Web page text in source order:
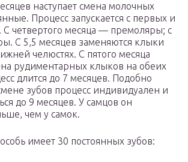
наступает смена молочных
Процесс запускается с первых и
С четвертого месяца — премоляры; с
С 5,5 месяцев заменяются клыки
челюстях. С пятого месяца
рудиментарных клыков на обеих
длится до 7 месяцев. Подобно
зубов процесс индивидуален и
до 9 месяцев. У самцов он
чем у самок.
имеет 30 постоянных зубов: